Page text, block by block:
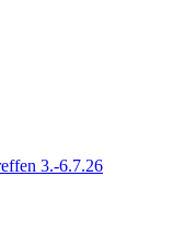
3.-6.7.26